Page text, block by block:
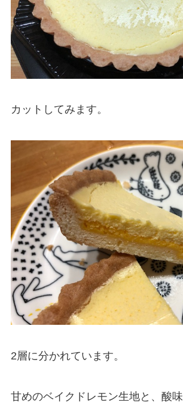
カットしてみます。
2層に分かれています。
甘めのベイクドレモン生地と、酸